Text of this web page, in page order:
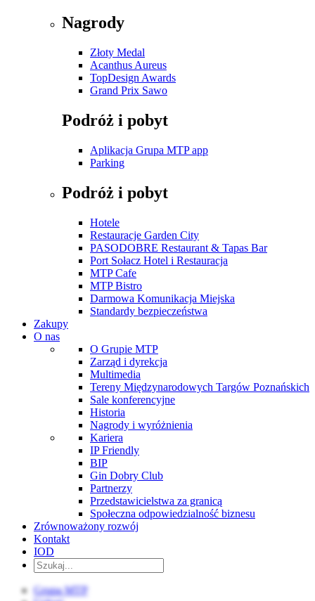
Nagrody
Złoty Medal
Acanthus Aureus
TopDesign Awards
Grand Prix Sawo
Podróż i pobyt
Aplikacja Grupa MTP app
Parking
Podróż i pobyt
Hotele
Restauracje Garden City
PASODOBRE Restaurant & Tapas Bar
Port Sołacz Hotel i Restauracja
MTP Cafe
MTP Bistro
Darmowa Komunikacja Miejska
Standardy bezpieczeństwa
Zakupy
O nas
O Grupie MTP
Zarząd i dyrekcja
Multimedia
Tereny Międzynarodowych Targów Poznańskich
Sale konferencyjne
Historia
Nagrody i wyróżnienia
Kariera
IP Friendly
BIP
Gin Dobry Club
Partnerzy
Przedstawicielstwa za granicą
Społeczna odpowiedzialność biznesu
Zrównoważony rozwój
Kontakt
IOD
Grupa MTP